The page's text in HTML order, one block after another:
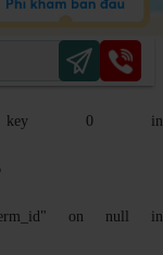
key 0 in
on null in